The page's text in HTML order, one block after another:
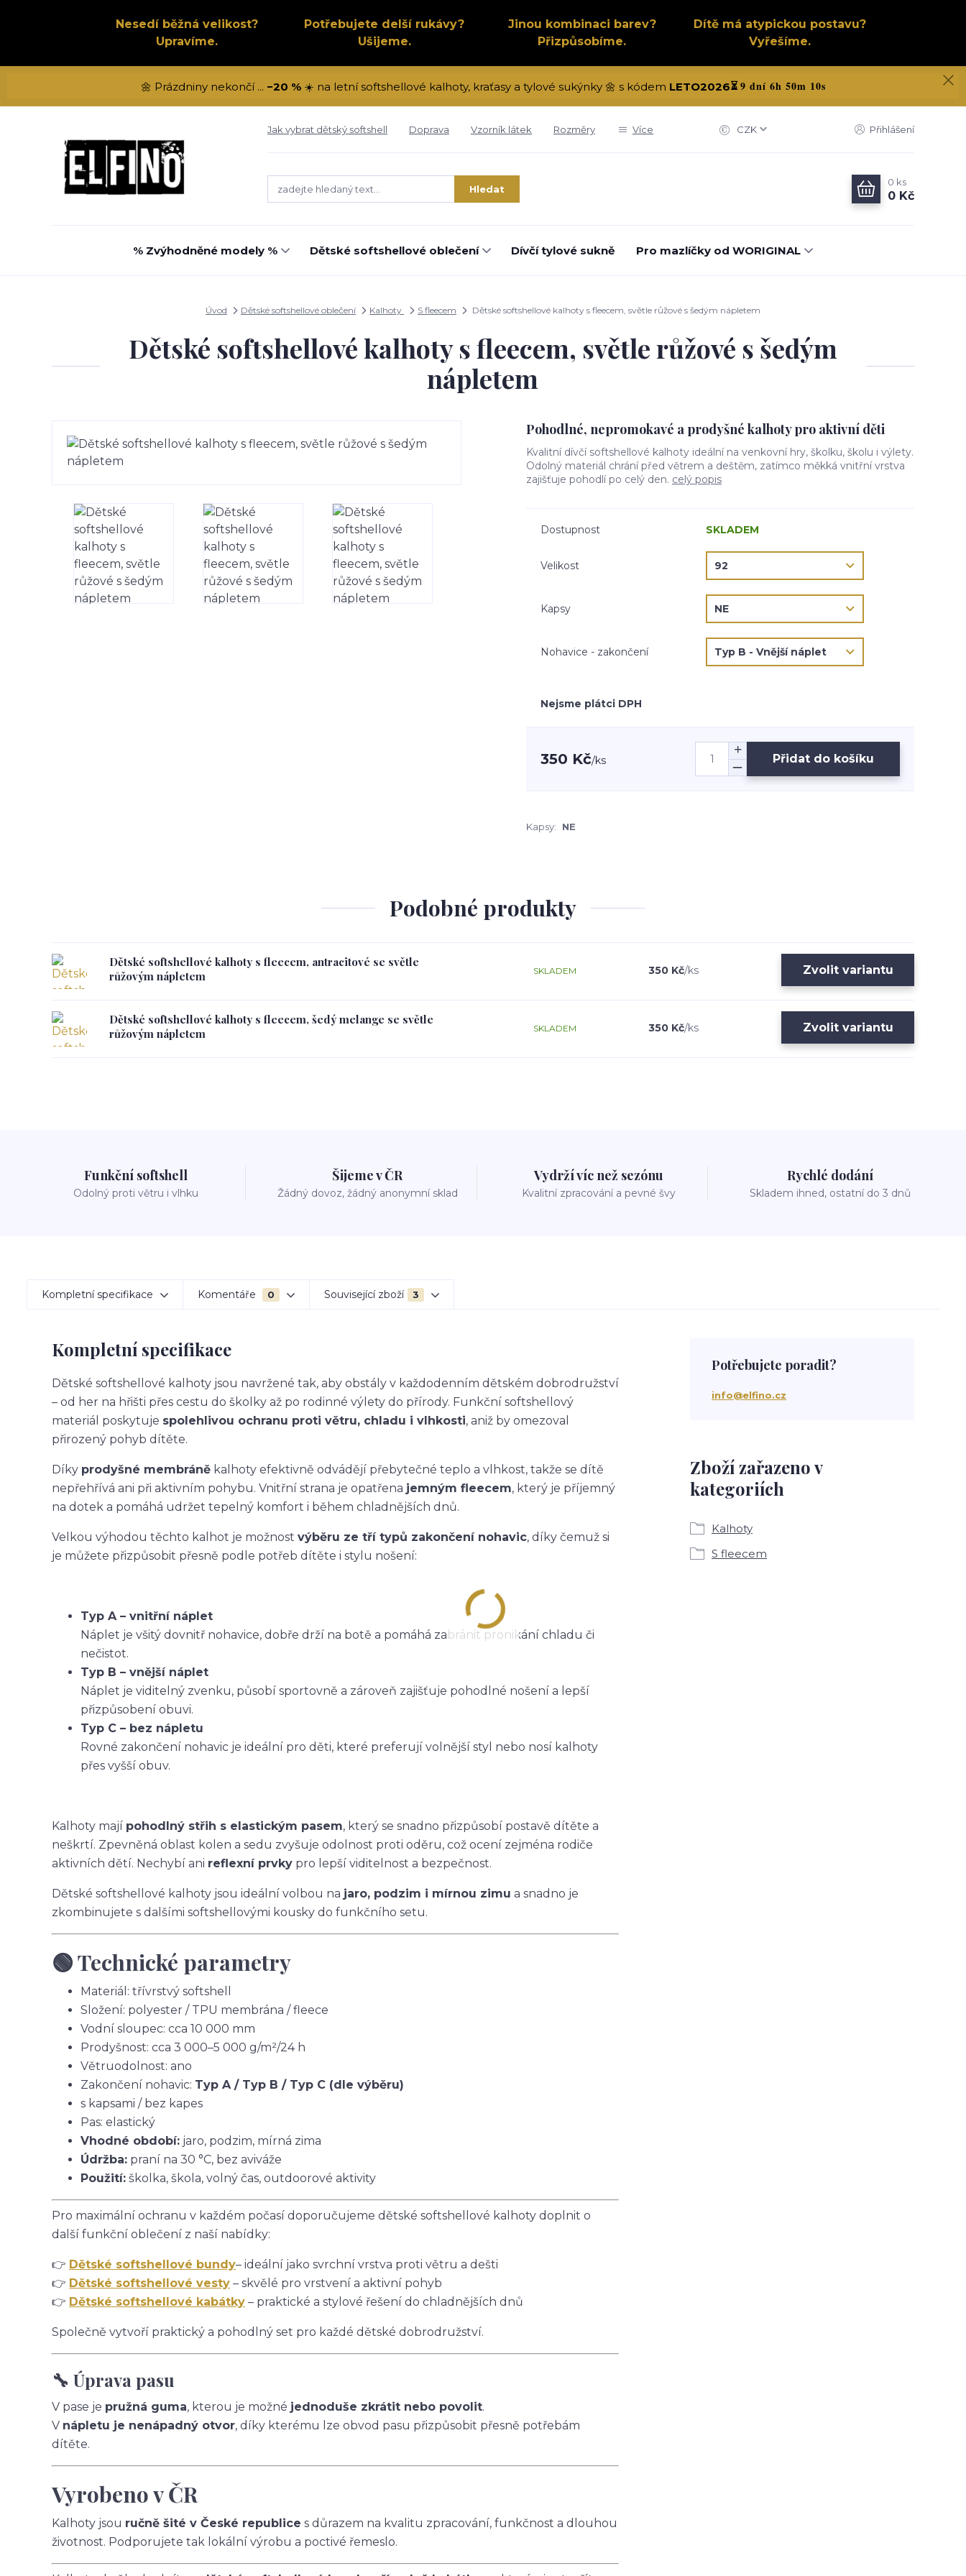
Nesedí běžná velikost?
Upravíme.
Potřebujete delší rukávy?
Ušijeme.
Jinou kombinaci barev?
Přizpůsobíme.
Dítě má atypickou postavu?
Vyřešíme.
🌼 Prázdniny nekončí ...−20 % ☀️ na letní softshellové kalhoty, kraťasy a tylové sukýnky 🌼 s kódemLETO2026⏳9 dní 6h 50m 9s
Jak vybrat dětský softshell Doprava Vzorník látek Rozměry Více CZK Přihlášení
Hledat
0 ks
0 Kč
% Zvýhodněné modely % Dětské softshellové oblečení Dívčí tylové sukně Pro mazlíčky od WORIGINAL
Úvod Dětské softshellové oblečení Kalhoty S fleecem Dětské softshellové kalhoty s fleecem, světle růžové s šedým nápletem
Dětské softshellové kalhoty s fleecem, světle růžové s šedým
nápletem
Pohodlné, nepromokavé a prodyšné kalhoty pro aktivní děti
Kvalitní dívčí softshellové kalhoty ideální na venkovní hry, školku, školu i výlety.
Odolný materiál chrání před větrem a deštěm, zatímco měkká vnitřní vrstva
zajišťuje pohodlí po celý den. celý popis
Dostupnost SKLADEM
Velikost
Kapsy
Nohavice - zakončení
Nejsme plátci DPH
350 Kč/ks Přidat do košíku
Kapsy: NE
Podobné produkty
Dětské softshellové kalhoty s fleecem, antracitové se světle
růžovým nápletem
350 Kč/ks
SKLADEM Zvolit variantu
Dětské softshellové kalhoty s fleecem, šedý melange se světle
růžovým nápletem
350 Kč/ks
SKLADEM Zvolit variantu
Funkční softshell
Odolný proti větru i vlhku
Šijeme v ČR
Žádný dovoz, žádný anonymní sklad
Vydrží víc než sezónu
Kvalitní zpracování a pevné švy
Rychlé dodání
Skladem ihned, ostatní do 3 dnů
Kompletní specifikace Komentáře 0 Související zboží 3
Kompletní specifikace
Dětské softshellové kalhoty jsou navržené tak, aby obstály v každodenním dětském dobrodružství
– od her na hřišti přes cestu do školky až po rodinné výlety do přírody. Funkční softshellový
materiál poskytuje spolehlivou ochranu proti větru, chladu i vlhkosti, aniž by omezoval
přirozený pohyb dítěte.
Díky prodyšné membráně kalhoty efektivně odvádějí přebytečné teplo a vlhkost, takže se dítě
nepřehřívá ani při aktivním pohybu. Vnitřní strana je opatřena jemným fleecem, který je příjemný
na dotek a pomáhá udržet tepelný komfort i během chladnějších dnů.
Velkou výhodou těchto kalhot je možnost výběru ze tří typů zakončení nohavic, díky čemuž si
je můžete přizpůsobit přesně podle potřeb dítěte i stylu nošení:
Typ A – vnitřní náplet
Náplet je všitý dovnitř nohavice, dobře drží na botě a pomáhá zabránit pronikání chladu či
nečistot.
Typ B – vnější náplet
Náplet je viditelný zvenku, působí sportovně a zároveň zajišťuje pohodlné nošení a lepší
přizpůsobení obuvi.
Typ C – bez nápletu
Rovné zakončení nohavic je ideální pro děti, které preferují volnější styl nebo nosí kalhoty
přes vyšší obuv.
Kalhoty mají pohodlný střih s elastickým pasem, který se snadno přizpůsobí postavě dítěte a
neškrtí. Zpevněná oblast kolen a sedu zvyšuje odolnost proti oděru, což ocení zejména rodiče
aktivních dětí. Nechybí ani reflexní prvky pro lepší viditelnost a bezpečnost.
Dětské softshellové kalhoty jsou ideální volbou na jaro, podzim i mírnou zimu a snadno je
zkombinujete s dalšími softshellovými kousky do funkčního setu.
🟢 Technické parametry
Materiál: třívrstvý softshell
Složení: polyester / TPU membrána / fleece
Vodní sloupec: cca 10 000 mm
Prodyšnost: cca 3 000–5 000 g/m²/24 h
Větruodolnost: ano
Zakončení nohavic: Typ A / Typ B / Typ C (dle výběru)
s kapsami / bez kapes
Pas: elastický
Vhodné období: jaro, podzim, mírná zima
Údržba: praní na 30 °C, bez aviváže
Použití: školka, škola, volný čas, outdoorové aktivity
Pro maximální ochranu v každém počasí doporučujeme dětské softshellové kalhoty doplnit o
další funkční oblečení z naší nabídky:
👉 Dětské softshellové bundy– ideální jako svrchní vrstva proti větru a dešti
👉 Dětské softshellové vesty – skvělé pro vrstvení a aktivní pohyb
👉 Dětské softshellové kabátky – praktické a stylové řešení do chladnějších dnů
Společně vytvoří praktický a pohodlný set pro každé dětské dobrodružství.
🔧 Úprava pasu
V pase je pružná guma, kterou je možné jednoduše zkrátit nebo povolit.
V nápletu je nenápadný otvor, díky kterému lze obvod pasu přizpůsobit přesně potřebám
dítěte.
Vyrobeno v ČR
Kalhoty jsou ručně šité v České republice s důrazem na kvalitu zpracování, funkčnost a dlouhou
životnost. Podporujete tak lokální výrobu a poctivé řemeslo.
Zboží zařazeno v
kategoriích
Kalhoty
S fleecem
Potřebujete poradit?
info@elfino.cz